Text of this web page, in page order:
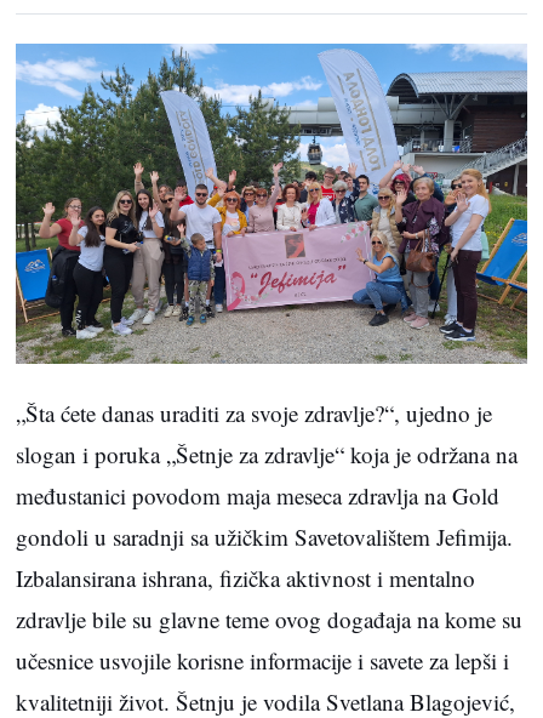
„Šta ćete danas uraditi za svoje zdravlje?“, ujedno je
slogan i poruka „Šetnje za zdravlje“ koja je održana na
međustanici povodom maja meseca zdravlja na Gold
gondoli u saradnji sa užičkim Savetovalištem Jefimija.
Izbalansirana ishrana, fizička aktivnost i mentalno
zdravlje bile su glavne teme ovog događaja na kome su
učesnice usvojile korisne informacije i savete za lepši i
kvalitetniji život. Šetnju je vodila Svetlana Blagojević,